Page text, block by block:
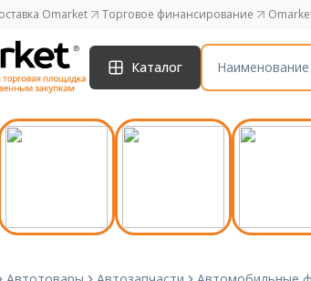
Omarket Торговое финансирование
Каталог